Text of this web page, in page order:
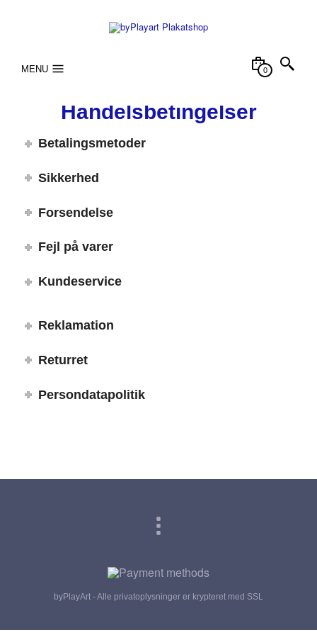
MENU 0
Handelsbetingelser
Betalingsmetoder
Sikkerhed
Forsendelse
Fejl på varer
Kundeservice
Reklamation
Returret
Persondatapolitik
byPlayArt - Alle privatoplysninger er krypteret med SSL